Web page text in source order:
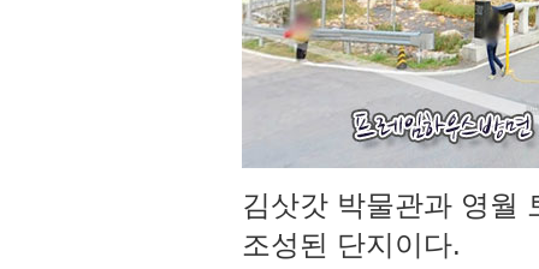
김삿갓 박물관과 영월
조성된 단지이다.